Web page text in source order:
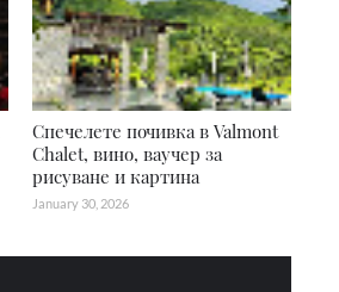
Спечелете почивка в Valmont
Chalet, вино, ваучер за
рисуване и картина
January 30, 2026